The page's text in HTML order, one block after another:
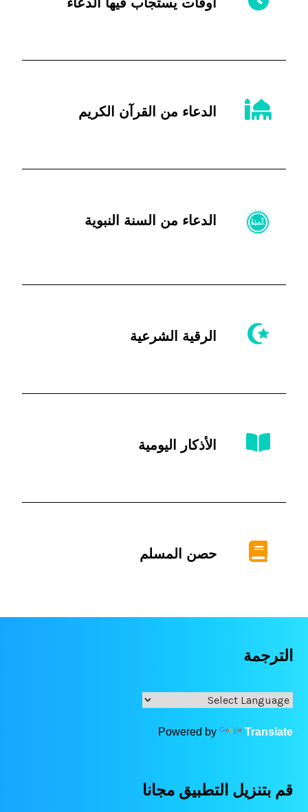
الدعاء من القرآن الكريم
الدعاء من السنة النبوية
الرقية الشرعية
الأذكار اليومية
حصن المسلم
الترجمة
Powered by Translate
قم بتنزيل التطبيق مجانا